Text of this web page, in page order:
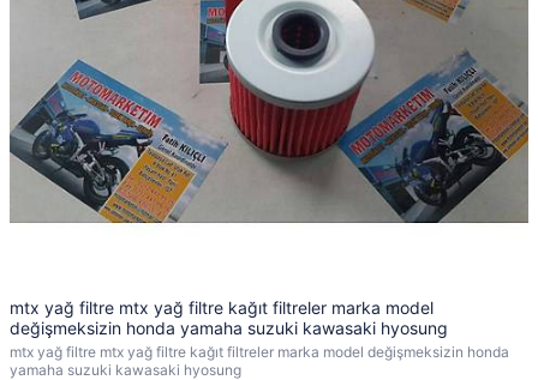
mtx yağ filtre mtx yağ filtre kağıt filtreler marka model
değişmeksizin honda yamaha suzuki kawasaki hyosung
mtx yağ filtre mtx yağ filtre kağıt filtreler marka model değişmeksizin honda
yamaha suzuki kawasaki hyosung